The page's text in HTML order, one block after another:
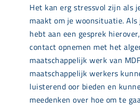
Het kan erg stressvol zijn als
maakt om je woonsituatie.
hebt aan een gesprek
contact opnemen met het
maatschappelijk werk van
maatschappelijk werkers
luisterend oor bieden en
meedenken over hoe om te